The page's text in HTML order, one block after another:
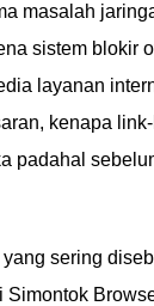
masalah
sistem blokir
layanan
kenapa
padahal
sering